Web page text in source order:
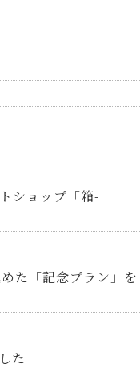
ショップ「箱-
た「記念プラン」を
た